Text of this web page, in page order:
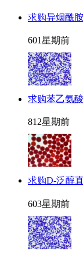
求购异烟酰
601星期前
求购苯乙氨
81 2星期前
求购D-泛醇
603星期前